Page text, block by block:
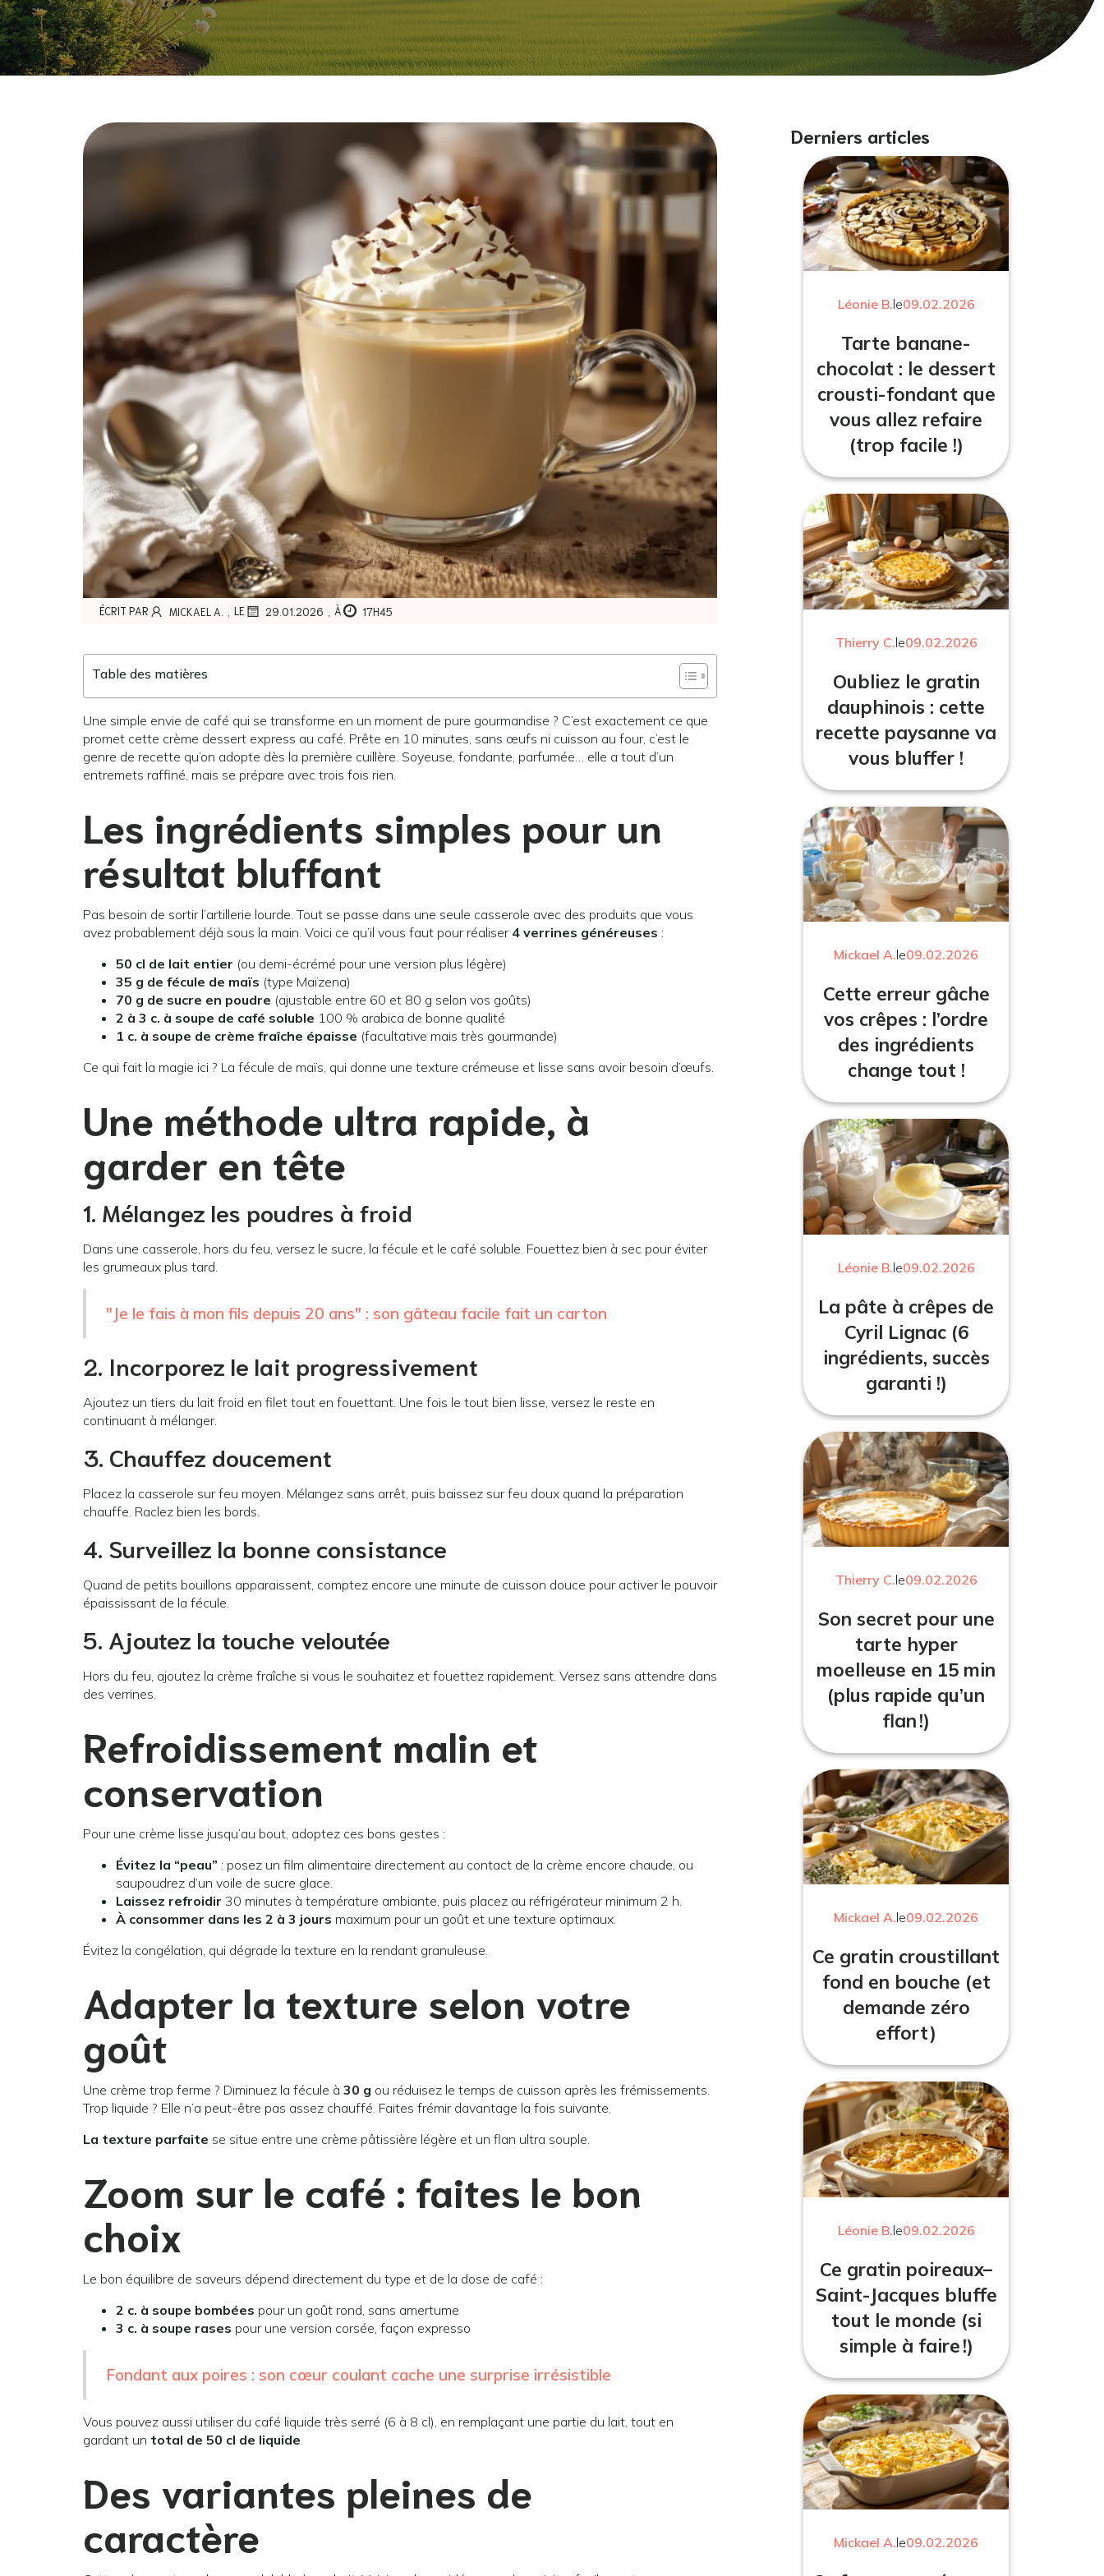
ÉCRIT PAR MICKAEL A. , LE 29.01.2026 , À 17H45
Table des matières
Une simple envie de café qui se transforme en un moment de pure gourmandise ? C’est exactement ce que
promet cette crème dessert express au café. Prête en 10 minutes, sans œufs ni cuisson au four, c’est le
genre de recette qu’on adopte dès la première cuillère. Soyeuse, fondante, parfumée… elle a tout d’un
entremets raffiné, mais se prépare avec trois fois rien.
Les ingrédients simples pour un
résultat bluffant
Pas besoin de sortir l’artillerie lourde. Tout se passe dans une seule casserole avec des produits que vous
avez probablement déjà sous la main. Voici ce qu’il vous faut pour réaliser 4 verrines généreuses :
50 cl de lait entier (ou demi-écrémé pour une version plus légère)
35 g de fécule de maïs (type Maïzena)
70 g de sucre en poudre (ajustable entre 60 et 80 g selon vos goûts)
2 à 3 c. à soupe de café soluble 100 % arabica de bonne qualité
1 c. à soupe de crème fraîche épaisse (facultative mais très gourmande)
Ce qui fait la magie ici ? La fécule de maïs, qui donne une texture crémeuse et lisse sans avoir besoin d’œufs.
Une méthode ultra rapide, à
garder en tête
1. Mélangez les poudres à froid
Dans une casserole, hors du feu, versez le sucre, la fécule et le café soluble. Fouettez bien à sec pour éviter
les grumeaux plus tard.
"Je le fais à mon fils depuis 20 ans" : son gâteau facile fait un carton
2. Incorporez le lait progressivement
Ajoutez un tiers du lait froid en filet tout en fouettant. Une fois le tout bien lisse, versez le reste en
continuant à mélanger.
3. Chauffez doucement
Placez la casserole sur feu moyen. Mélangez sans arrêt, puis baissez sur feu doux quand la préparation
chauffe. Raclez bien les bords.
4. Surveillez la bonne consistance
Quand de petits bouillons apparaissent, comptez encore une minute de cuisson douce pour activer le pouvoir
épaississant de la fécule.
5. Ajoutez la touche veloutée
Hors du feu, ajoutez la crème fraîche si vous le souhaitez et fouettez rapidement. Versez sans attendre dans
des verrines.
Refroidissement malin et
conservation
Pour une crème lisse jusqu’au bout, adoptez ces bons gestes :
Évitez la “peau” : posez un film alimentaire directement au contact de la crème encore chaude, ou
saupoudrez d’un voile de sucre glace.
Laissez refroidir 30 minutes à température ambiante, puis placez au réfrigérateur minimum 2 h.
À consommer dans les 2 à 3 jours maximum pour un goût et une texture optimaux.
Évitez la congélation, qui dégrade la texture en la rendant granuleuse.
Adapter la texture selon votre
goût
Une crème trop ferme ? Diminuez la fécule à 30 g ou réduisez le temps de cuisson après les frémissements.
Trop liquide ? Elle n’a peut-être pas assez chauffé. Faites frémir davantage la fois suivante.
La texture parfaite se situe entre une crème pâtissière légère et un flan ultra souple.
Zoom sur le café : faites le bon
choix
Le bon équilibre de saveurs dépend directement du type et de la dose de café :
2 c. à soupe bombées pour un goût rond, sans amertume
3 c. à soupe rases pour une version corsée, façon expresso
Fondant aux poires : son cœur coulant cache une surprise irrésistible
Vous pouvez aussi utiliser du café liquide très serré (6 à 8 cl), en remplaçant une partie du lait, tout en
gardant un total de 50 cl de liquide.
Des variantes pleines de
caractère
Derniers articles
Léonie B.le09.02.2026
Tarte banane-
chocolat : le dessert
crousti-fondant que
vous allez refaire
(trop facile !)
Thierry C.le09.02.2026
Oubliez le gratin
dauphinois : cette
recette paysanne va
vous bluffer !
Mickael A.le09.02.2026
Cette erreur gâche
vos crêpes : l’ordre
des ingrédients
change tout !
Léonie B.le09.02.2026
La pâte à crêpes de
Cyril Lignac (6
ingrédients, succès
garanti !)
Thierry C.le09.02.2026
Son secret pour une
tarte hyper
moelleuse en 15 min
(plus rapide qu’un
flan !)
Mickael A.le09.02.2026
Ce gratin croustillant
fond en bouche (et
demande zéro
effort)
Léonie B.le09.02.2026
Ce gratin poireaux–
Saint-Jacques bluffe
tout le monde (si
simple à faire !)
Mickael A.le09.02.2026